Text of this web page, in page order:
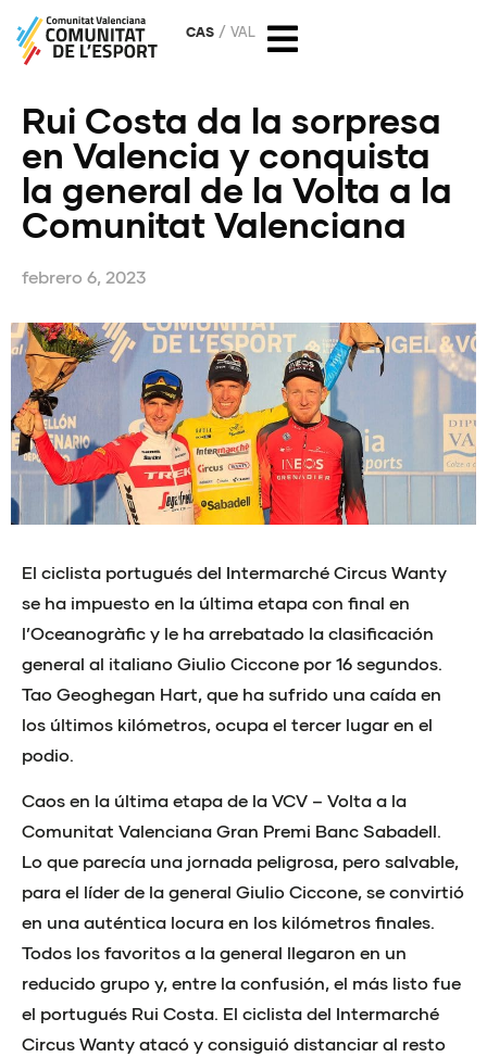
CAS VAL
Rui Costa da la sorpresa
en Valencia y conquista
la general de la Volta a la
Comunitat Valenciana
febrero 6, 2023
El ciclista portugués del Intermarché Circus Wanty
se ha impuesto en la última etapa con final en
l’Oceanogràfic y le ha arrebatado la clasificación
general al italiano Giulio Ciccone por 16 segundos.
Tao Geoghegan Hart, que ha sufrido una caída en
los últimos kilómetros, ocupa el tercer lugar en el
podio.
Caos en la última etapa de la VCV – Volta a la
Comunitat Valenciana Gran Premi Banc Sabadell.
Lo que parecía una jornada peligrosa, pero salvable,
para el líder de la general Giulio Ciccone, se convirtió
en una auténtica locura en los kilómetros finales.
Todos los favoritos a la general llegaron en un
reducido grupo y, entre la confusión, el más listo fue
el portugués Rui Costa. El ciclista del Intermarché
Circus Wanty atacó y consiguió distanciar al resto